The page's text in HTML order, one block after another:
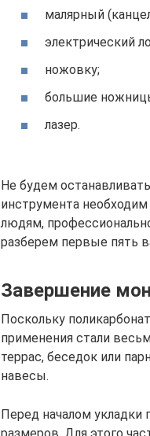
малярный
электрический
ножовку;
большие
лазер.
Не будем
инструмента
людям,
разберем первые пять
Завершение
Поскольку
применения стали
террас, беседок или
навесы.
Перед началом укладки